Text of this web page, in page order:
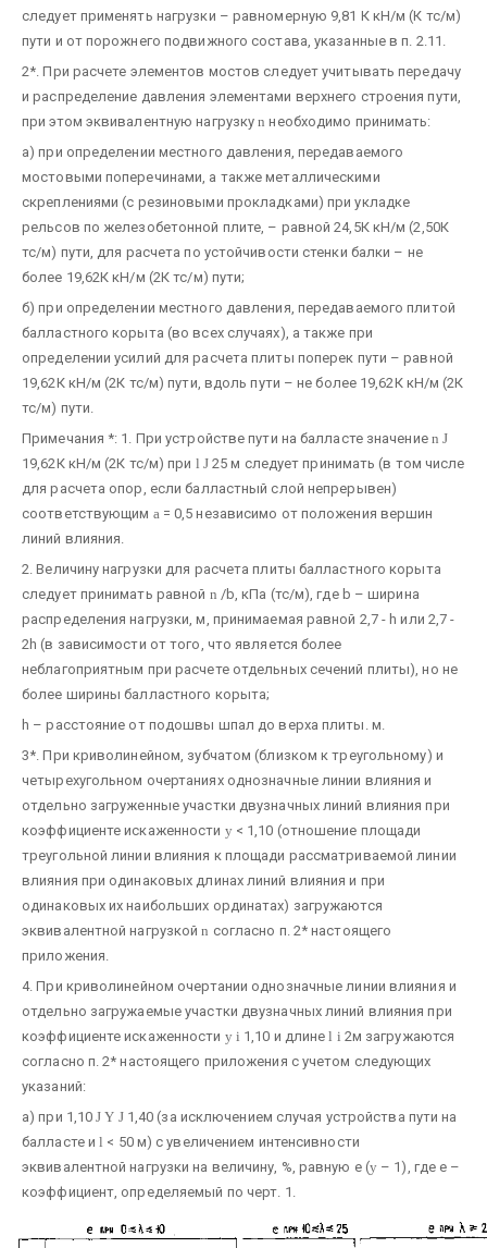
следует применять нагрузки – равномерную 9,81 К кН/м (К тс/м)
пути и от порожнего подвижного состава, указанные в п. 2.11.
2*. При расчете элементов мостов следует учитывать передачу
и распределение давления элементами верхнего строения пути,
при этом эквивалентную нагрузкуn необходимо принимать:
а) при определении местного давления, передаваемого
мостовыми поперечинами, а также металлическими
скреплениями (с резиновыми прокладками) при укладке
рельсов по железобетонной плите, – равной 24,5К кН/м (2,50К
тс/м) пути, для расчета по устойчивости стенки балки – не
более 19,62К кН/м (2К тс/м) пути;
б) при определении местного давления, передаваемого плитой
балластного корыта (во всех случаях), а также при
определении усилий для расчета плиты поперек пути – равной
19,62К кН/м (2К тс/м) пути, вдоль пути – не более 19,62К кН/м (2К
тс/м) пути.
Примечания *: 1. При устройстве пути на балласте значение n Ј
19,62К кН/м (2К тс/м) при l Ј25 м следует принимать (в том числе
для расчета опор, если балластный слой непрерывен)
соответствующим a = 0,5 независимо от положения вершин
линий влияния.
2. Величину нагрузки для расчета плиты балластного корыта
следует принимать равной n /b, кПа (тс/м), где b – ширина
распределения нагрузки, м, принимаемая равной 2,7 - h или 2,7 -
2h (в зависимости от того, что является более
неблагоприятным при расчете отдельных сечений плиты), но не
более ширины балластного корыта;
h – расстояние от подошвы шпал до верха плиты. м.
3*. При криволинейном, зубчатом (близком к треугольному) и
четырехугольном очертаниях однозначные линии влияния и
отдельно загруженные участки двузначных линий влияния при
коэффициенте искаженности y< 1,10 (отношение площади
треугольной линии влияния к площади рассматриваемой линии
влияния при одинаковых длинах линий влияния и при
одинаковых их наибольших ординатах) загружаются
эквивалентной нагрузкойn согласно п. 2* настоящего
приложения.
4. При криволинейном очертании однозначные линии влияния и
отдельно загружаемые участки двузначных линий влияния при
коэффициенте искаженности y і 1,10 и длинеl і 2м загружаются
согласно п. 2* настоящего приложения с учетом следующих
указаний:
а) при 1,10Ј Y Ј1,40 (за исключением случая устройства пути на
балласте иl < 50 м) с увеличением интенсивности
эквивалентной нагрузки на величину, %, равную е (y – 1), где е –
коэффициент, определяемый по черт. 1.